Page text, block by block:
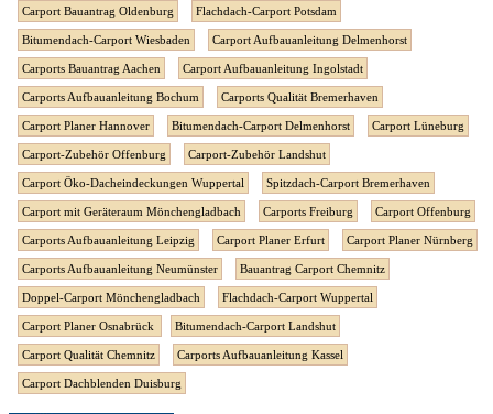
Carport Bauantrag Oldenburg Flachdach-Carport Potsdam
Bitumendach-Carport Wiesbaden Carport Aufbauanleitung Delmenhorst
Carports Bauantrag Aachen Carport Aufbauanleitung Ingolstadt
Carports Aufbauanleitung Bochum Carports Qualität Bremerhaven
Carport Planer Hannover Bitumendach-Carport Delmenhorst Carport Lüneburg
Carport-Zubehör Offenburg Carport-Zubehör Landshut
Carport Öko-Dacheindeckungen Wuppertal Spitzdach-Carport Bremerhaven
Carport mit Geräteraum Mönchengladbach Carports Freiburg Carport Offenburg
Carports Aufbauanleitung Leipzig Carport Planer Erfurt Carport Planer Nürnberg
Carports Aufbauanleitung Neumünster Bauantrag Carport Chemnitz
Doppel-Carport Mönchengladbach Flachdach-Carport Wuppertal
Carport Planer Osnabrück Bitumendach-Carport Landshut
Carport Qualität Chemnitz Carports Aufbauanleitung Kassel
Carport Dachblenden Duisburg